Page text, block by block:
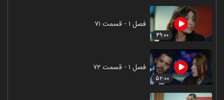
۴۹:۰۰
فصل ۱ - قسمت ۷۱
۵۲:۰۰
فصل ۱ - قسمت ۷۲